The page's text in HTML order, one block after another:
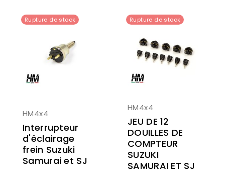
Rupture de stock
HM4x4
Interrupteur
d'éclairage
frein Suzuki
Samurai et SJ
Rupture de stock
HM4x4
JEU DE 12
DOUILLES DE
COMPTEUR
SUZUKI
SAMURAI ET SJ